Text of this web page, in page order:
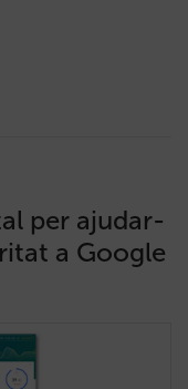
per ajudar-
a Google